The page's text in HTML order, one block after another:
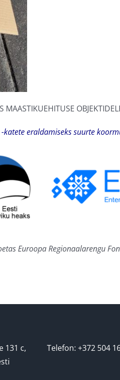
MAASTIKUEHITUSE
katete eraldamiseks suurte
Euroopa Regionaalarengu
131 c,
Telefon: +372 504